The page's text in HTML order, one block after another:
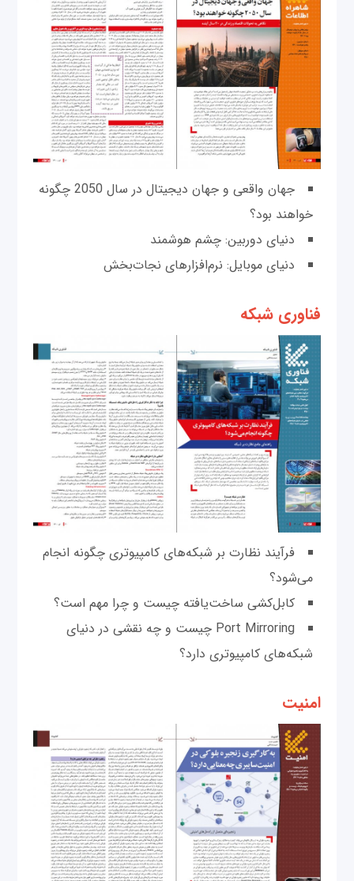
جهان واقعی و جهان دیجیتال در سال 2050 چگونه
خواهند بود؟
دنیای دوربین: چشم هوشمند
دنیای موبایل: نرم‌افزارهای نجات‌بخش
فناوری شبکه
فرآیند نظارت بر شبکه‌های کامپیوتری چگونه انجام
می‌شود؟
کابل‌کشی ساخت‌یافته چیست و چرا مهم است؟
Port Mirroring چیست و چه نقشی در دنیای
شبکه‌های کامپیوتری دارد؟
امنیت